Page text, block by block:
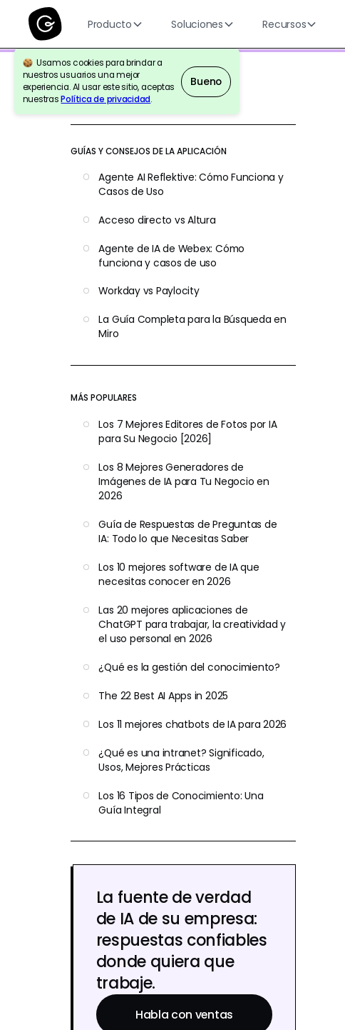
Producto Soluciones Recursos
Usamos cookies para brindar a
nuestros usuarios una mejor
experiencia. Al usar este sitio, aceptas
nuestrasPolítica de privacidad.
Bueno
Volver a la Referencia
GUÍAS Y CONSEJOS DE LA APLICACIÓN
Agente AI Reflektive: Cómo Funciona y
Casos de Uso
Acceso directo vs Altura
Agente de IA de Webex: Cómo
funciona y casos de uso
Workday vs Paylocity
La Guía Completa para la Búsqueda en
Miro
MÁS POPULARES
Los 7 Mejores Editores de Fotos por IA
para Su Negocio [2026]
Los 8 Mejores Generadores de
Imágenes de IA para Tu Negocio en
2026
Guía de Respuestas de Preguntas de
IA: Todo lo que Necesitas Saber
Los 10 mejores software de IA que
necesitas conocer en 2026
Las 20 mejores aplicaciones de
ChatGPT para trabajar, la creatividad y
el uso personal en 2026
¿Qué es la gestión del conocimiento?
The 22 Best AI Apps in 2025
Los 11 mejores chatbots de IA para 2026
¿Qué es una intranet? Significado,
Usos, Mejores Prácticas
Los 16 Tipos de Conocimiento: Una
Guía Integral
La fuente de verdad
de IA de su empresa:
respuestas confiables
donde quiera que
trabaje.
Habla con ventas